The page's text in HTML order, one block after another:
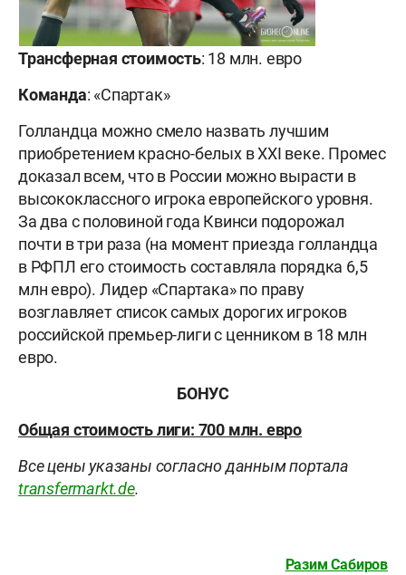
Трансферная стоимость: 18 млн. евро
Команда: «Спартак»
Голландца можно смело назвать лучшим
приобретением красно-белых в XXI веке. Промес
доказал всем, что в России можно вырасти в
высококлассного игрока европейского уровня.
За два с половиной года Квинси подорожал
почти в три раза (на момент приезда голландца
в РФПЛ его стоимость составляла порядка 6,5
млн евро). Лидер «Спартака» по праву
возглавляет список самых дорогих игроков
российской премьер-лиги с ценником в 18 млн
евро.
БОНУС
Общая стоимость лиги: 700 млн. евро
Все цены указаны согласно данным портала
transfermarkt.de.
Разим Сабиров